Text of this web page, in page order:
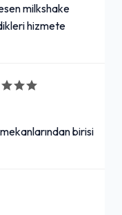
milkshake
hizmete
birisi